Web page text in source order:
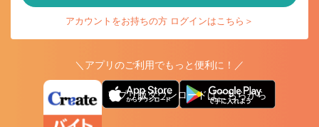
アカウントをお持ちの方 ログインはこちら＞
＼アプリのご利用でもっと便利に！／
アプリ版ダウンロードはこちらから